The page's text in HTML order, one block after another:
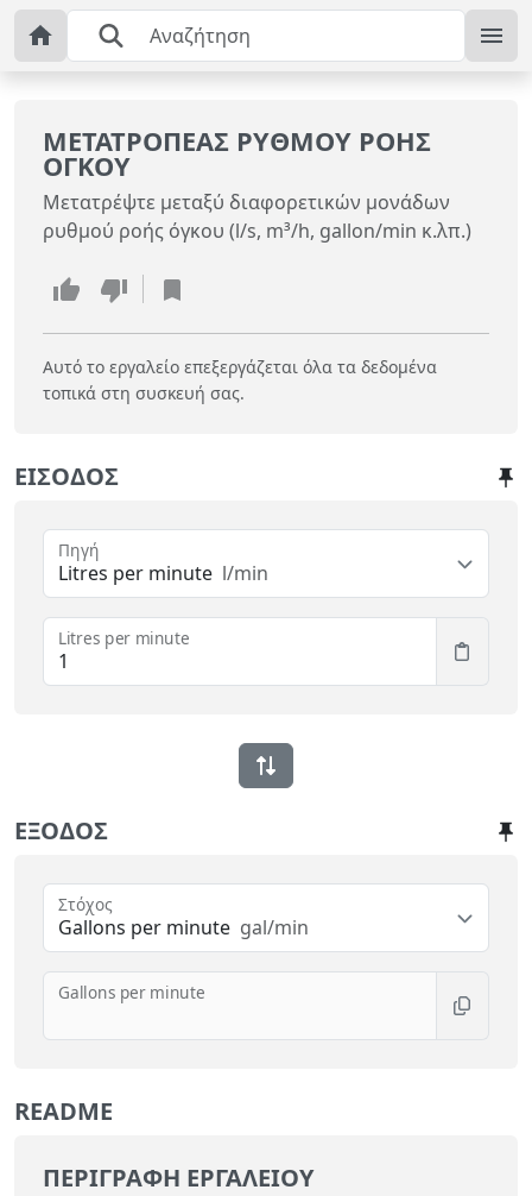
ΜΕΤΑΤΡΟΠΈΑΣ ΡΥΘΜΟΎ ΡΟΉΣ
ΌΓΚΟΥ
Μετατρέψτε μεταξύ διαφορετικών μονάδων
ρυθμού ροής όγκου (l/s, m³/h, gallon/min κ.λπ.)
Αυτό το εργαλείο επεξεργάζεται όλα τα δεδομένα
τοπικά στη συσκευή σας.
ΕΊΣΟΔΟΣ
Litres per minute l/min
Πηγή
Litres per minute
ΈΞΟΔΟΣ
Gallons per minute gal/min
Στόχος
Gallons per minute
README
ΠΕΡΙΓΡΑΦΉ ΕΡΓΑΛΕΊΟΥ